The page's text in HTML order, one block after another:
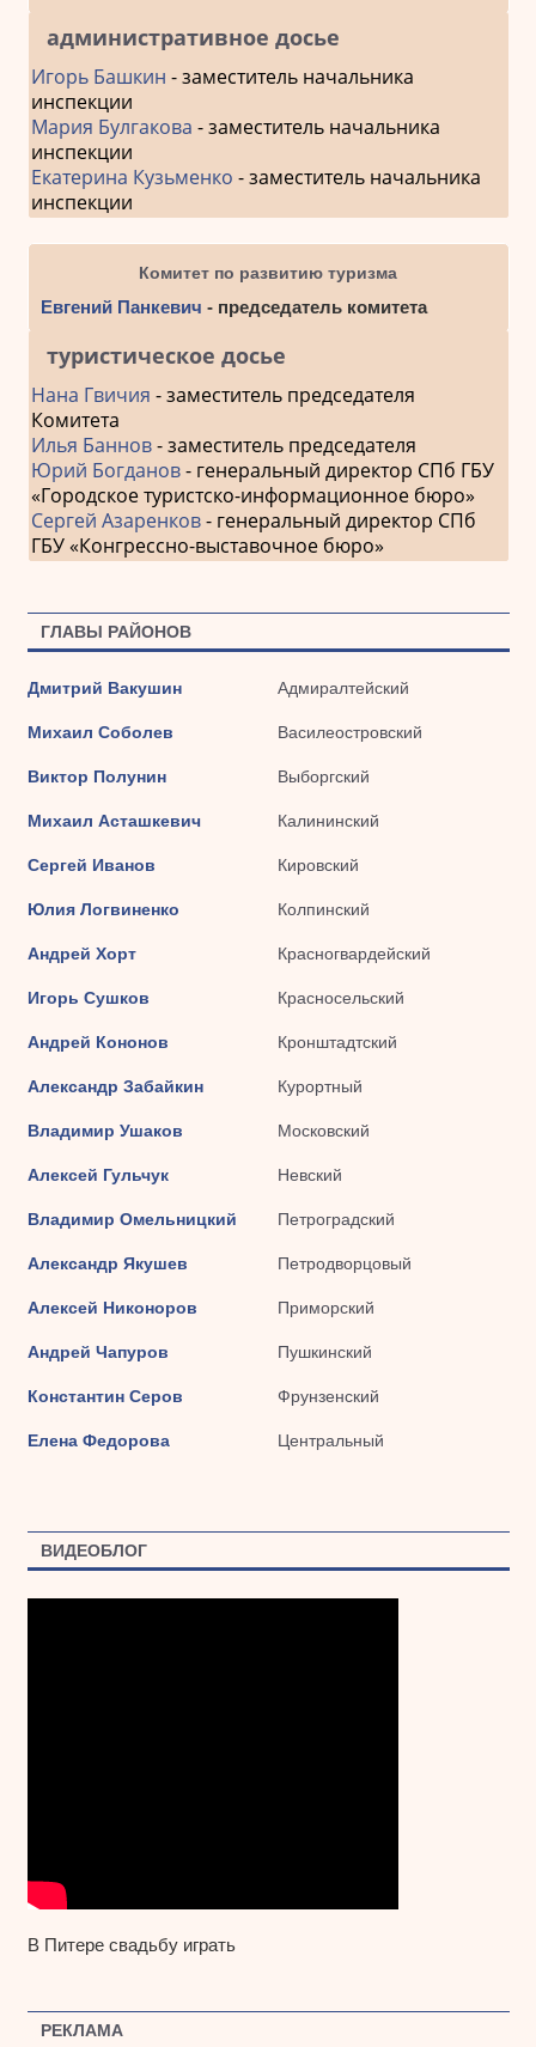
административное досье
Игорь Башкин - заместитель начальника
инспекции
Мария Булгакова - заместитель начальника
инспекции
Екатерина Кузьменко - заместитель начальника
инспекции
Комитет по развитию туризма
Евгений Панкевич - председатель комитета
туристическое досье
Нана Гвичия - заместитель председателя
Комитета
Илья Баннов- заместитель председателя
Юрий Богданов- генеральный директор СПб ГБУ
«Городское туристско-информационное бюро»
Сергей Азаренков- генеральный директор СПб
ГБУ «Конгрессно-выставочное бюро»
ГЛАВЫ РАЙОНОВ
Дмитрий Вакушин Адмиралтейский
Михаил Соболев Василеостровский
Виктор Полунин Выборгский
Михаил Асташкевич Калининский
Сергей Иванов Кировский
Юлия Логвиненко Колпинский
Андрей Хорт Красногвардейский
Игорь Сушков Красносельский
Андрей Кононов Кронштадтский
Александр Забайкин Курортный
Владимир Ушаков Московский
Алексей Гульчук Невский
Владимир Омельницкий Петроградский
Александр Якушев Петродворцовый
Алексей Никоноров Приморский
Андрей Чапуров Пушкинский
Константин Серов Фрунзенский
Елена Федорова Центральный
ВИДЕОБЛОГ
В Питере свадьбу играть
РЕКЛАМА